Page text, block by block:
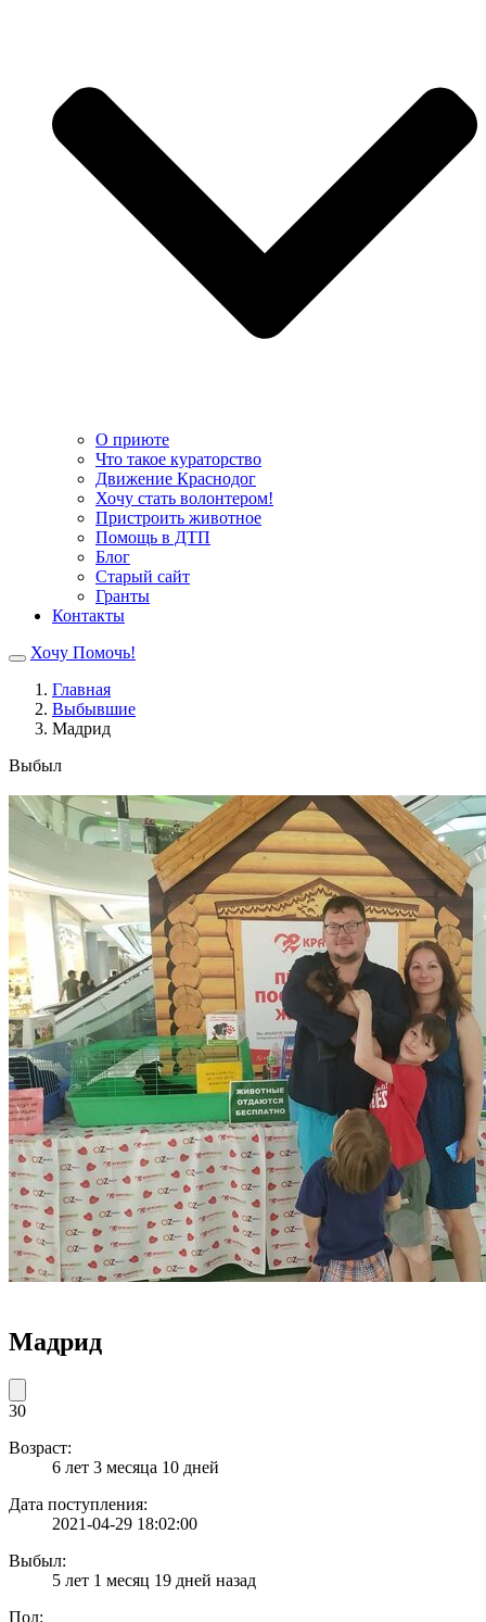
О приюте
Что такое кураторство
Движение Краснодог
Хочу стать волонтером!
Пристроить животное
Помощь в ДТП
Блог
Старый сайт
Гранты
Контакты
Хочу Помочь!
Главная
Выбывшие
Мадрид
Выбыл
Мадрид
30
Возраст:
6 лет 3 месяца 10 дней
Дата поступления:
2021-04-29 18:02:00
Выбыл:
5 лет 1 месяц 19 дней назад
Пол: